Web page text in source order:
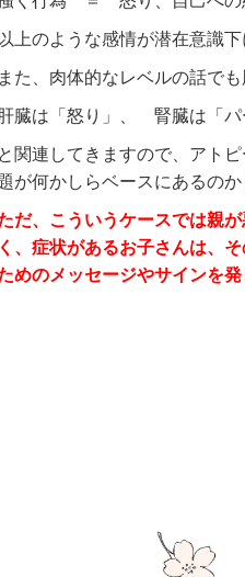
以上のような感情が潜在意識
また、肉体的なレベルの話で
肝臓は「怒り」、 腎臓は「パ
と関連してきますので、アト
が何かしらベースにあるのか
だ、こういうケースでは親
く、症状があるお子さんは、
めのメッセージやサインを発